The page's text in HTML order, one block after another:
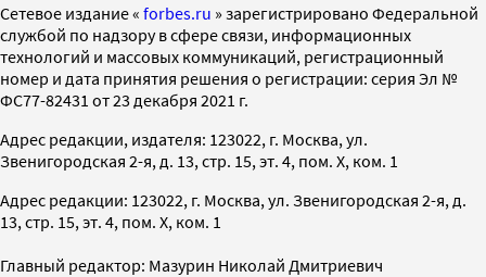
Cетевое издание « forbes.ru » зарегистрировано Федеральной
службой по надзору в сфере связи, информационных
технологий и массовых коммуникаций, регистрационный
номер и дата принятия решения о регистрации: серия Эл №
ФС77-82431 от 23 декабря 2021 г.
Адрес редакции, издателя: 123022, г. Москва, ул.
Звенигородская 2-я, д. 13, стр. 15, эт. 4, пом. X, ком. 1
Адрес редакции: 123022, г. Москва, ул. Звенигородская 2-я, д.
13, стр. 15, эт. 4, пом. X, ком. 1
Главный редактор: Мазурин Николай Дмитриевич